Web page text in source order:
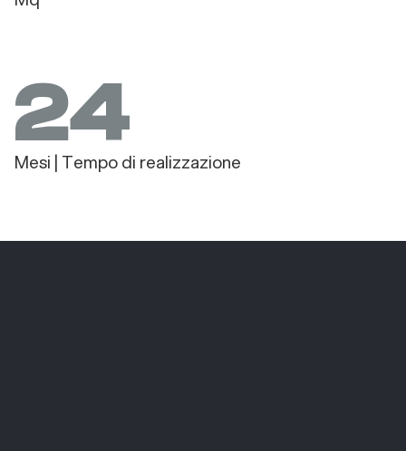
24
Mesi | Tempo di realizzazione